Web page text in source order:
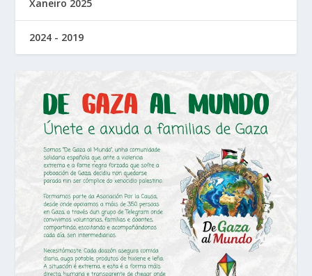
Xaneiro 2025
2024 - 2019